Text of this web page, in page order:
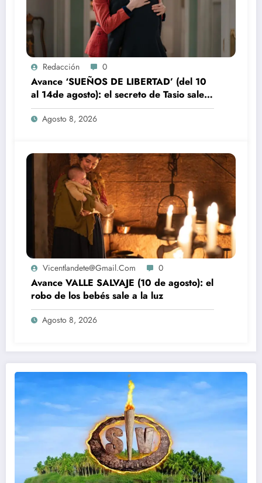
Redacción 0
Avance ‘SUEÑOS DE LIBERTAD’ (del 10
al 14de agosto): el secreto de Tasio sale a
la luz
Agosto 8, 2026
Vicentlandete@gmail.com 0
Avance VALLE SALVAJE (10 de agosto): el
robo de los bebés sale a la luz
Agosto 8, 2026